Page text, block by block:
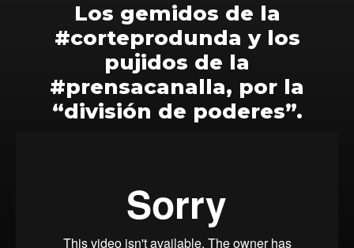
Los gemidos de la
#corteprodunda y los
pujidos de la
#prensacanalla, por la
“división de poderes”.